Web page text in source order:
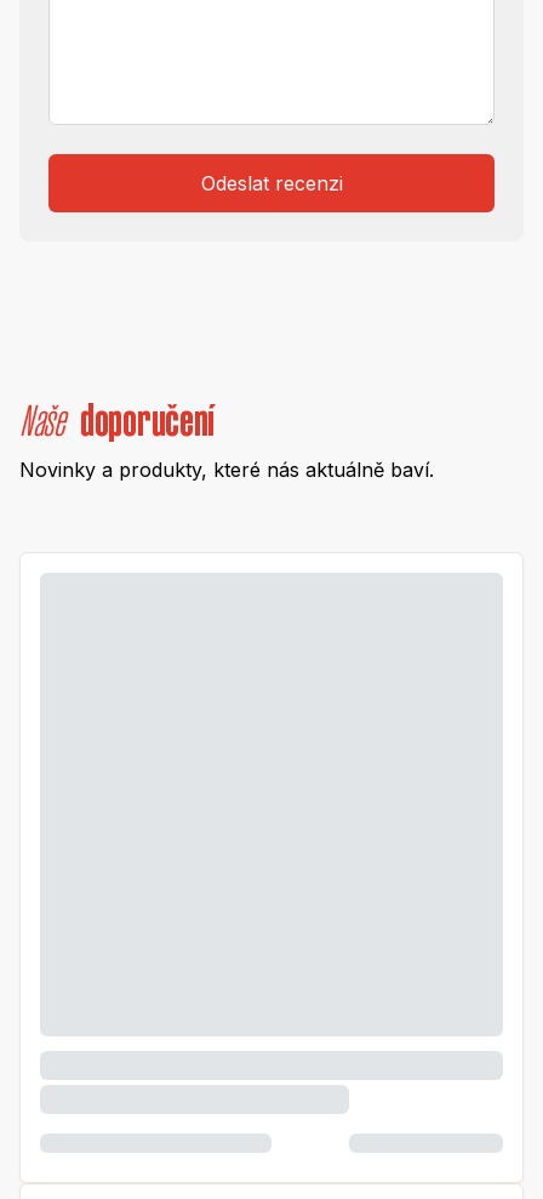
Odeslat recenzi
Naše doporučení
Novinky a produkty, které nás aktuálně baví.